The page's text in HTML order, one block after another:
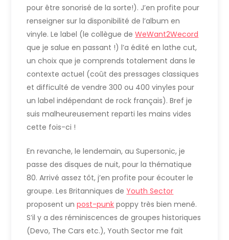
pour être sonorisé de la sorte!). J’en profite pour
renseigner sur la disponibilité de l’album en
vinyle. Le label (le collègue deWeWant2Wecord
que je salue en passant !) l’a édité en lathe cut,
un choix que je comprends totalement dans le
contexte actuel (coût des pressages classiques
et difficulté de vendre 300 ou 400 vinyles pour
un label indépendant de rock français). Bref je
suis malheureusement reparti les mains vides
cette fois-ci !
En revanche, le lendemain, au Supersonic, je
passe des disques de nuit, pour la thématique
80. Arrivé assez tôt, j’en profite pour écouter le
groupe. Les Britanniques deYouth Sector
proposent unpost-punk poppy très bien mené.
S’il y a des réminiscences de groupes historiques
(Devo, The Cars etc.), Youth Sector me fait